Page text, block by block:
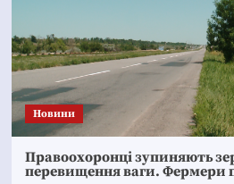
Новини
Правоохоронці зупиняють
перевищення ваги. Фермери